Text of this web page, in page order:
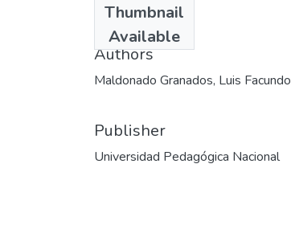
Thumbnail
Available
2001
Authors
Maldonado Granados, Luis Facundo
Publisher
Universidad Pedagógica Nacional